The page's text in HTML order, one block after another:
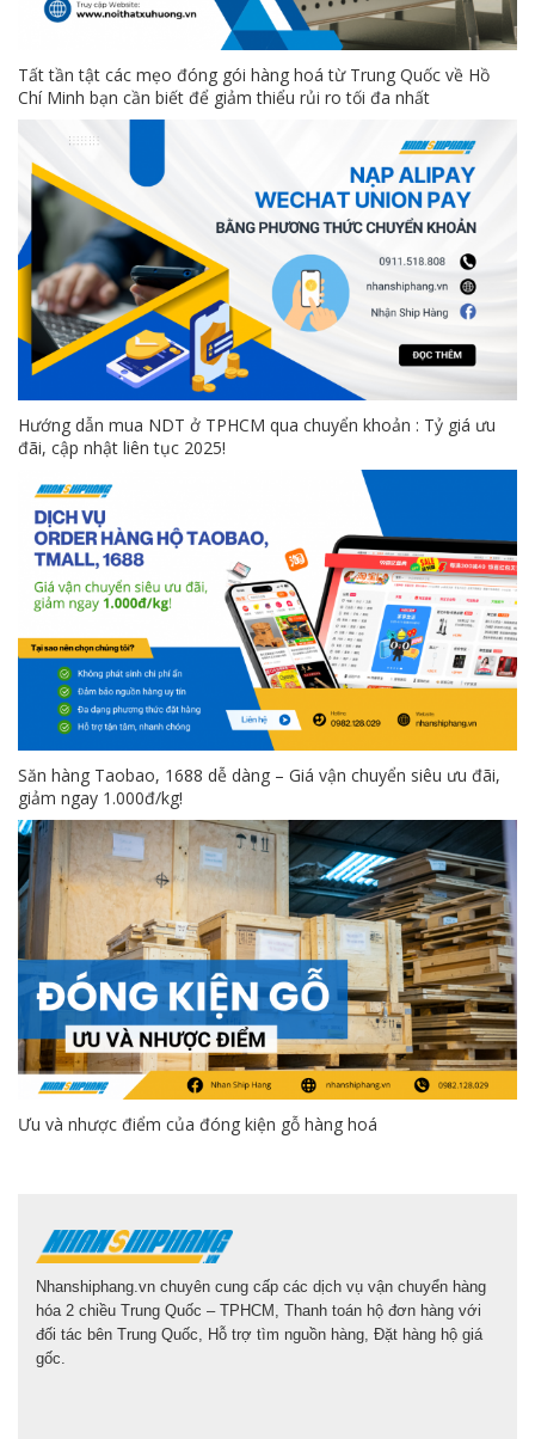
Tất tần tật các mẹo đóng gói hàng hoá từ Trung Quốc về Hồ
Chí Minh bạn cần biết để giảm thiểu rủi ro tối đa nhất
Hướng dẫn mua NDT ở TPHCM qua chuyển khoản : Tỷ giá ưu
đãi, cập nhật liên tục 2025!
Săn hàng Taobao, 1688 dễ dàng – Giá vận chuyển siêu ưu đãi,
giảm ngay 1.000đ/kg!
Ưu và nhược điểm của đóng kiện gỗ hàng hoá
Nhanshiphang.vn chuyên cung cấp các dịch vụ vận chuyển hàng
hóa 2 chiều Trung Quốc – TPHCM, Thanh toán hộ đơn hàng với
đối tác bên Trung Quốc, Hỗ trợ tìm nguồn hàng, Đặt hàng hộ giá
gốc.